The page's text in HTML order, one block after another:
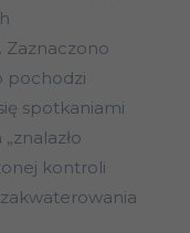
Zaznaczono
pochodzi
spotkaniami
kontroli